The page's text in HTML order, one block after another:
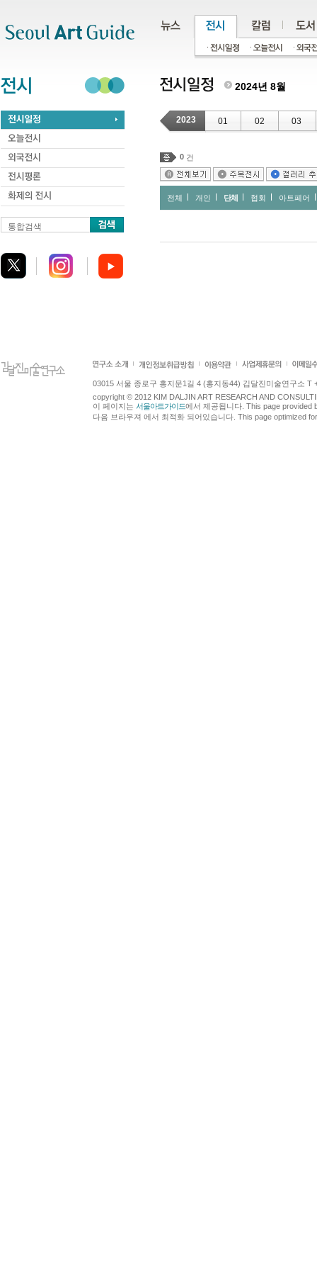
통합검색
2024년 8월
2023 01 02 03
0 건
전체 개인 단체 협회 아트페어
03015 서울 종로구 홍지문1길 4 (홍지동44) 김달진미술연구소 T
copyright © 2012 KIM DALJIN ART RESEARCH AND
이 페이지는 서울아트가이드에서 제공됩니다. This page provided
다음 브라우져 에서 최적화 되어있습니다. This page optimized